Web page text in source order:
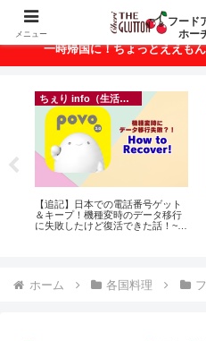
ベトナム・ホーチミン
一時帰国に！ちょっとええも
ちぇり info（生活情報）
【追記】日本での電話番号ゲット
＆キープ！機種変時のデータ移行
に失敗したけど復活できた話！~
ホーム 各国料理
メニュー
フード
ホー